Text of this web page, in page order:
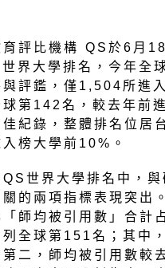
育評比機構 QS於6月
界大學排名，今年全
與評鑑，僅1,504所進
球第142名，較去年前
佳紀錄，整體排名位居
榜大學前10%。
QS世界大學排名中，與
關的兩項指標表現突出
師均被引用數」合計
列全球第151名；其中
第二，師均被引用數較